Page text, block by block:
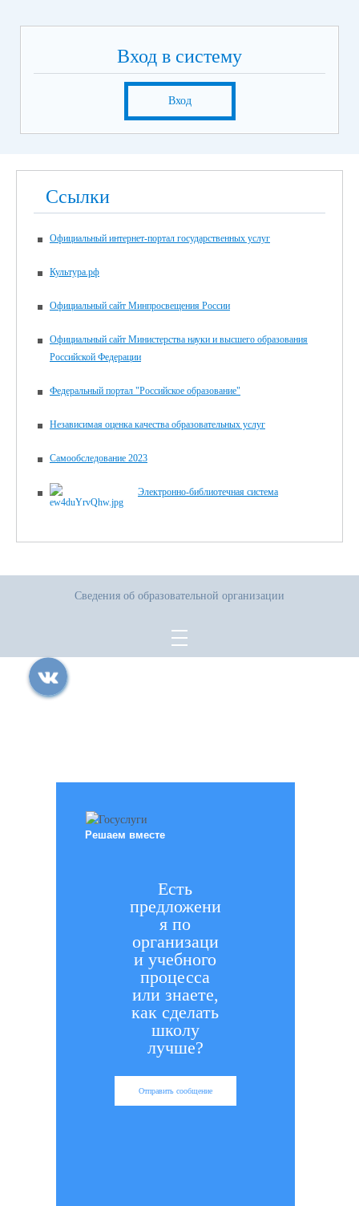
Вход в систему
Вход
Ссылки
Официальный интернет-портал государственных услуг
Культура.рф
Официальный сайт Минпросвещения России
Официальный сайт Министерства науки и высшего образования
Российской Федерации
Федеральный портал "Российское образование"
Независимая оценка качества образовательных услуг
Самообследование 2023
Электронно-библиотечная система
Сведения об образовательной организации
Решаем вместе
Есть
предложени
я по
организаци
и учебного
процесса
или знаете,
как сделать
школу
лучше?
Отправить сообщение